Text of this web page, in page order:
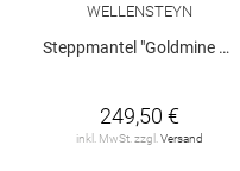
WELLENSTEYN
Steppmantel "Goldmine Long"
249,50 €
inkl. MwSt. zzgl. Versand